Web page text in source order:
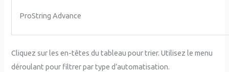
ProString Advance
Cliquez sur les en-têtes du tableau pour trier. Utilisez le menu
déroulant pour filtrer par type d’automatisation.